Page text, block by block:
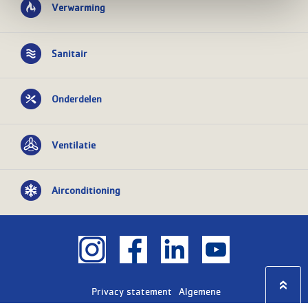
Verwarming
Sanitair
Onderdelen
Ventilatie
Airconditioning
Privacy statement
Algemene